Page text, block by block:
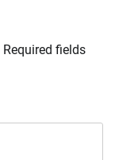
Required fields